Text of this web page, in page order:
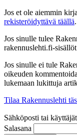
Jos et ole aiemmin
rekisteröidyttävä täällä.
Jos sinulle tulee
rakennuslehti.fi-
Jos sinulle ei tule
oikeuden
lukemaan lukittuja
Tilaa Rakennuslehti
Sähköposti tai
Salasana